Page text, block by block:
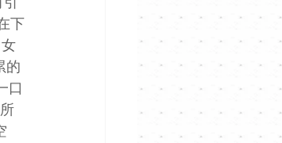
下
的
口